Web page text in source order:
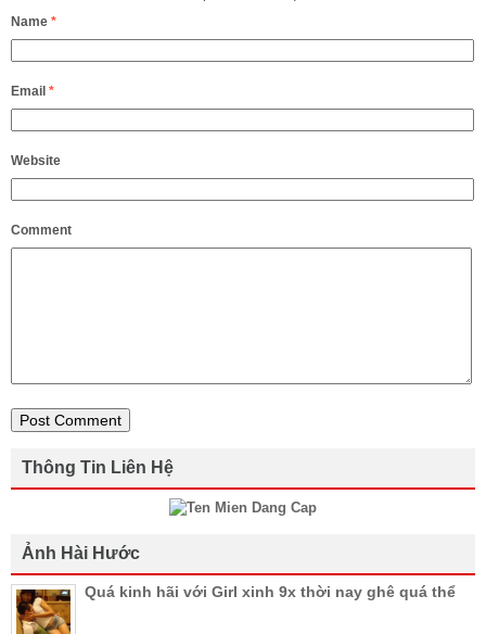
Name *
Email *
Website
Comment
Thông Tin Liên Hệ
Ảnh Hài Hước
Quá kinh hãi với Girl xinh 9x thời nay ghê quá thể